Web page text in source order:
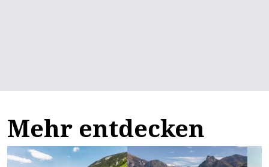
Mehr entdecken